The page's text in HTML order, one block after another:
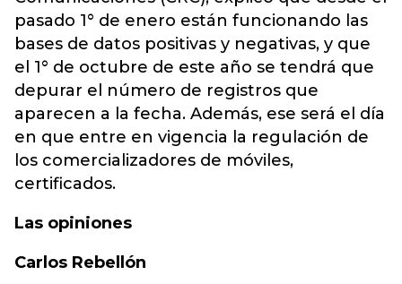
pasado 1° de enero están funcionando las
bases de datos positivas y negativas, y que
el 1° de octubre de este año se tendrá que
depurar el número de registros que
aparecen a la fecha. Además, ese será el día
en que entre en vigencia la regulación de
los comercializadores de móviles,
certificados.
Las opiniones
Carlos Rebellón